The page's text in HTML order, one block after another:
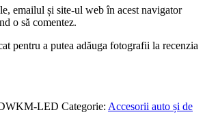
emailul și site-ul web în acest navigator
o să comentez.
pentru a putea adăuga fotografii la recenzia
LED Categorie: Accesorii auto și de